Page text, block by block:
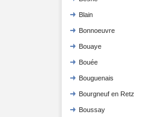
Blain
Bonnoeuvre
Bouaye
Bouée
Bouguenais
Bourgneuf en Retz
Boussay